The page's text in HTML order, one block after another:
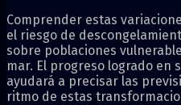
Comprender estas
el riesgo de
sobre poblaciones
mar. El progreso logrado en
ayudará a precisar las
ritmo de estas